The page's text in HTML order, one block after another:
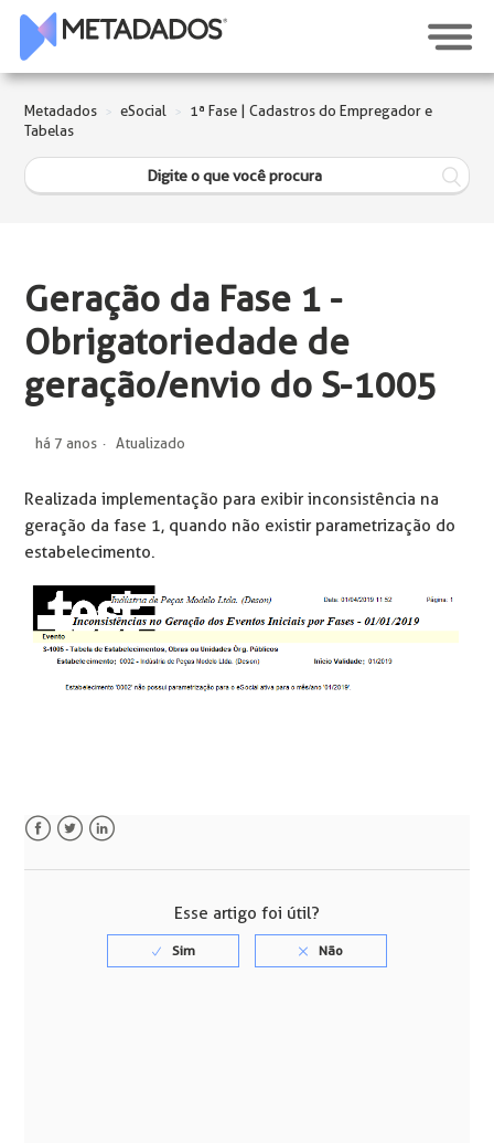
Metadados eSocial
1ª Fase | Cadastros do Empregador e
Tabelas
Geração da Fase 1 -
Obrigatoriedade de
geração/envio do S-1005
há 7 anos Atualizado
Realizada implementação para exibir inconsistência na
geração da fase 1, quando não existir parametrização do
estabelecimento.
Esse artigo foi útil?